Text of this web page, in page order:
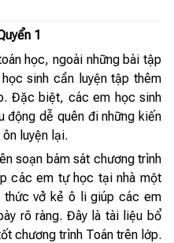
1
học, ngoài những bài tập
sinh cần luyện tập thêm
Đặc biệt, các em học sinh
động dễ quên đi những kiến
luyện lại.
soạn bám sát chương trình
các em tự học tại nhà một
vở kẻ ô li giúp các em
rõ ràng. Đây là tài liệu bổ
chương trình Toán trên lớp.